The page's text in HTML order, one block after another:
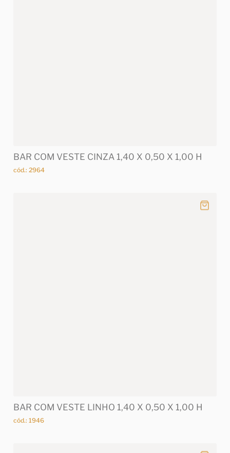
BAR COM VESTE CINZA 1,40 X 0,50 X 1,00 H
cód.: 2964
BAR COM VESTE LINHO 1,40 X 0,50 X 1,00 H
cód.: 1946